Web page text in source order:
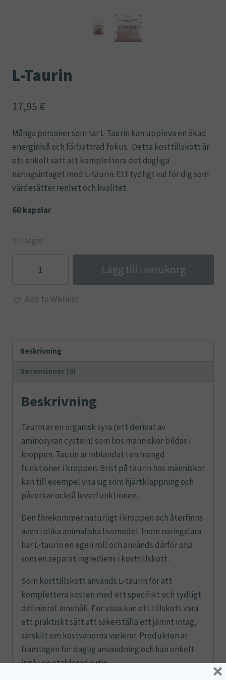
L-Taurin
17,95 €
Många personer som tar L-Taurin kan uppleva en ökad
energinivå och förbättrad fokus. Detta kosttillskott är
ett enkelt sätt att komplettera det dagliga
näringsintaget med L-taurin. Ett tydligt val för dig som
värdesätter renhet och kvalitet.
60 kapslar
17 i lager
Lägg till i varukorg
Add to Wishlist
Beskrivning
Recensioner (0)
Beskrivning
Taurin är en organisk syra (ett derivat av
aminosyran cystein) som hos människor bildas i
kroppen. Taurin är inblandat i en mängd
funktioner i kroppen. Brist på taurin hos människor
kan till exempel visa sig som hjärtklappning och
påverkar också leverfunktionen.
Den förekommer naturligt i kroppen och återfinns
även i olika animaliska livsmedel. Inom näringslära
har L-taurin en egen roll och används därför ofta
som en separat ingrediens i kosttillskott.
Som kosttillskott används L-taurin för att
komplettera kosten med ett specifikt och tydligt
definierat innehåll. För vissa kan ett tillskott vara
ett praktiskt sätt att säkerställa ett jämnt intag,
särskilt om kostvanorna varierar. Produkten är
framtagen för daglig användning och kan enkelt
ingå i en etablerad rutin.
×